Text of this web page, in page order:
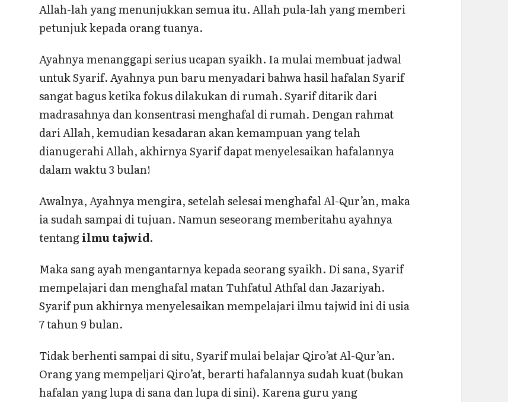
Allah-lah yang menunjukkan semua itu. Allah pula-lah yang memberi
petunjuk kepada orang tuanya.
Ayahnya menanggapi serius ucapan syaikh. Ia mulai membuat jadwal
untuk Syarif. Ayahnya pun baru menyadari bahwa hasil hafalan Syarif
sangat bagus ketika fokus dilakukan di rumah. Syarif ditarik dari
madrasahnya dan konsentrasi menghafal di rumah. Dengan rahmat
dari Allah, kemudian kesadaran akan kemampuan yang telah
dianugerahi Allah, akhirnya Syarif dapat menyelesaikan hafalannya
dalam waktu 3 bulan!
Awalnya, Ayahnya mengira, setelah selesai menghafal Al-Qur’an, maka
ia sudah sampai di tujuan. Namun seseorang memberitahu ayahnya
tentangilmu tajwid.
Maka sang ayah mengantarnya kepada seorang syaikh. Di sana, Syarif
mempelajari dan menghafal matan Tuhfatul Athfal dan Jazariyah.
Syarif pun akhirnya menyelesaikan mempelajari ilmu tajwid ini di usia
7 tahun 9 bulan.
Tidak berhenti sampai di situ, Syarif mulai belajar Qiro’at Al-Qur’an.
Orang yang mempeljari Qiro’at, berarti hafalannya sudah kuat (bukan
hafalan yang lupa di sana dan lupa di sini). Karena guru yang